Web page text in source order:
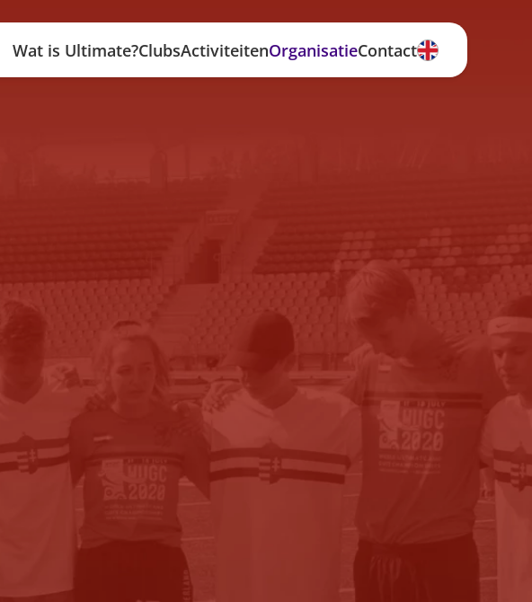
Wat is Ultimate?ClubsActiviteitenOrganisatieContact